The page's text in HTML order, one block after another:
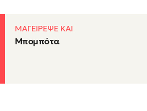
ΜΑΓΕΙΡΕΨΕ ΚΑΙ
Μπομπότα